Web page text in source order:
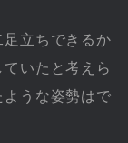
立ちできるか
いたと考えら
うな姿勢はで